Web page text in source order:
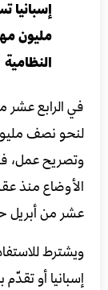
مليون
النظامية
في الرابع عشر
لنحو نصف
وتصريح عمل،
الأوضاع منذ
عشر من أبريل حتى
ويشترط